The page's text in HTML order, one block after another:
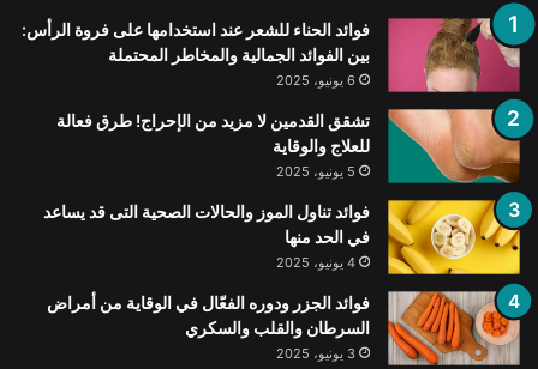
فوائد الحناء للشعر عند استخدامها على فروة الرأس:
بين الفوائد الجمالية والمخاطر المحتملة
6 يونيو، 2025
تشقق القدمين لا مزيد من الإحراج! طرق فعالة
للعلاج والوقاية
5 يونيو، 2025
فوائد تناول الموز والحالات الصحية التى قد يساعد
في الحد منها
4 يونيو، 2025
فوائد الجزر ودوره الفعّال في الوقاية من أمراض
السرطان والقلب والسكري
3 يونيو، 2025